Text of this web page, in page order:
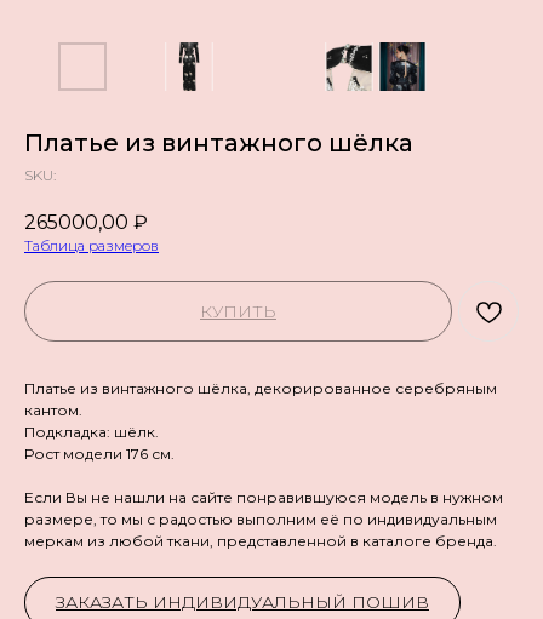
Платье из винтажного шёлка
SKU:
265000,00 ₽
Таблица размеров
КУПИТЬ
Платье из винтажного шёлка, декорированное серебряным
кантом.
Подкладка: шёлк.
Рост модели 176 см.
Если Вы не нашли на сайте понравившуюся модель в нужном
размере, то мы с радостью выполним её по индивидуальным
меркам из любой ткани, представленной в каталоге бренда.
ЗАКАЗАТЬ ИНДИВИДУАЛЬНЫЙ ПОШИВ